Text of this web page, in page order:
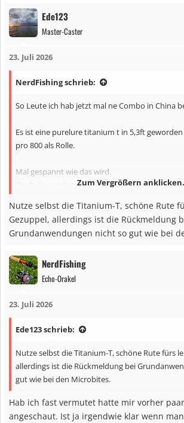
a
k
t
o
e
:
Ede123
Master-Caster
23. Juli 2026
NerdFishing schrieb:
So Leute ich hab jetzt mal ne Combo in China
Es ist eine purelure titanium t in 5,3ft
pro 800 als Rolle.
Mal gespannt wie das wird.
Die Rute wurde mir auch häufiger empfohlen.
genommen.
Hab auch direkt baits weights und Schnur
Bin richtig heiß drauf
Zum Vergrößern
Nutze selbst die Titanium-T, schöne Rute
Gezuppel, allerdings ist die Rückmeldung
Grundanwendungen nicht so gut wie bei
NerdFishing
Echo-Orakel
23. Juli 2026
Ede123 schrieb:
Nutze selbst die Titanium-T, schöne Rute fürs
allerdings ist die Rückmeldung bei
gut wie bei den Microbites.
Hab ich fast vermutet hatte mir vorher
angeschaut. Ist ja irgendwie klar wenn